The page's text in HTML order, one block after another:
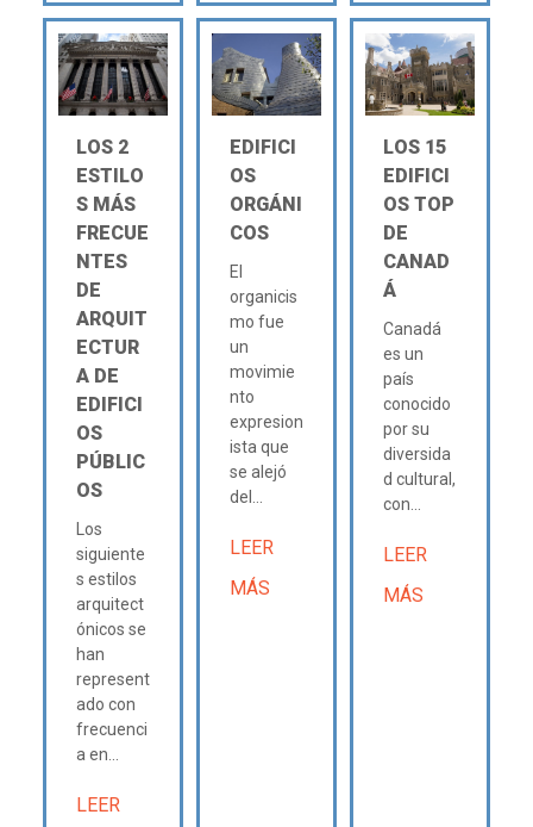
LOS 2
ESTILO
S MÁS
FRECUE
NTES
DE
ARQUIT
ECTUR
A DE
EDIFICI
OS
PÚBLIC
OS
Los
siguiente
s estilos
arquitect
ónicos se
han
represent
ado con
frecuenci
a en...
LEER
EDIFICI
OS
ORGÁNI
COS
El
organicis
mo fue
un
movimie
nto
expresion
ista que
se alejó
del...
LEER
MÁS
LOS 15
EDIFICI
OS TOP
DE
CANAD
Á
Canadá
es un
país
conocido
por su
diversida
d cultural,
con...
LEER
MÁS